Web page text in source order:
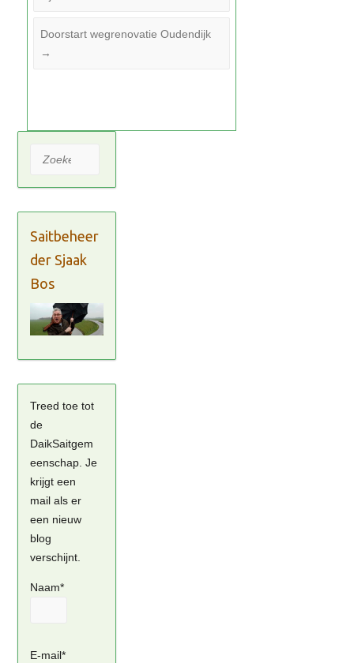
Doorstart wegrenovatie Oudendijk
→
Zoeken
Saitbeheer
der Sjaak
Bos
Treed toe tot
de
DaikSaitgem
eenschap. Je
krijgt een
mail als er
een nieuw
blog
verschijnt.
Naam*
E-mail*